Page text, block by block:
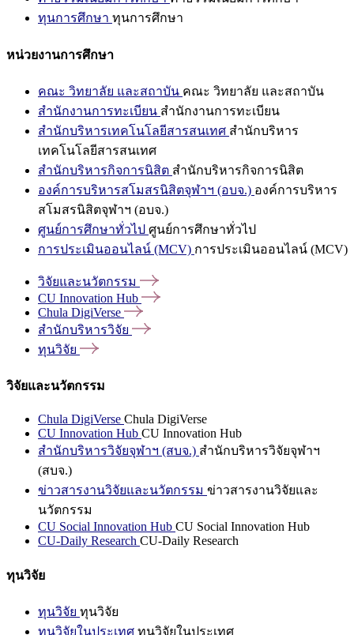
ทุนการศึกษา ทุนการศึกษา
หน่วยงานการศึกษา
คณะ วิทยาลัย และสถาบัน คณะ วิทยาลัย และสถาบัน
สำนักงานการทะเบียน สำนักงานการทะเบียน
สำนักบริหารเทคโนโลยีสารสนเทศ สำนักบริหาร
เทคโนโลยีสารสนเทศ
สำนักบริหารกิจการนิสิต สำนักบริหารกิจการนิสิต
องค์การบริหารสโมสรนิสิตจุฬาฯ (อบจ.) องค์การบริหาร
สโมสรนิสิตจุฬาฯ (อบจ.)
ศูนย์การศึกษาทั่วไป ศูนย์การศึกษาทั่วไป
การประเมินออนไลน์ (MCV) การประเมินออนไลน์ (MCV)
วิจัยและนวัตกรรม
CU Innovation Hub
Chula DigiVerse
สำนักบริหารวิจัย
ทุนวิจัย
วิจัยและนวัตกรรม
Chula DigiVerse Chula DigiVerse
CU Innovation Hub CU Innovation Hub
สำนักบริหารวิจัยจุฬาฯ (สบจ.) สำนักบริหารวิจัยจุฬาฯ
(สบจ.)
ข่าวสารงานวิจัยและนวัตกรรม ข่าวสารงานวิจัยและ
นวัตกรรม
CU Social Innovation Hub CU Social Innovation Hub
CU-Daily Research CU-Daily Research
ทุนวิจัย
ทุนวิจัย ทุนวิจัย
ทุนวิจัยในประเทศ ทุนวิจัยในประเทศ